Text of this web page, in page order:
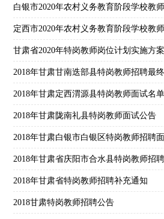
白银市2020年农村义务教育阶段学校教
定西市2020年农村义务教育阶段学校教
甘肃省2020年特岗教师岗位计划实施方案
2018年甘肃甘南迭部县特岗教师招聘最
2018年甘肃定西渭源县特岗教师面试名
2018年甘肃陇南礼县特岗教师面试公告
2018年甘肃白银市白银区特岗教师招聘
2018年甘肃省庆阳市合水县特岗教师招
2018年甘肃省特岗教师招聘补充通知
2018甘肃特岗教师招聘公告